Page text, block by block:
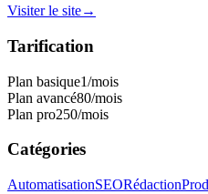
Visiter le site→
Tarification
Plan basique1/mois
Plan avancé80/mois
Plan pro250/mois
Catégories
AutomatisationSEORédaction